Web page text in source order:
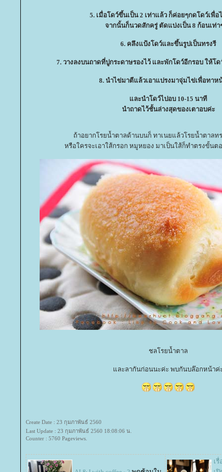
5. เมื่อโดว์ขึ้นเป็น 2 เท่าแล้ว ก็ค่อยๆกดโดว์เพื่อ
จากนั้นก็นวดสักครู่ ตัดแบ่งเป็น 8 ก้อนเท่า
6. คลึงแป้งโดว์และขึ้นรูปเป็นทรงรี
7. วางลงบนถาดที่ปูกระดาษรองไว้ และพักโดว์อีกรอบ ให้โด
8. นำไข่มาตีแล้วเอาแปรงมาจุ่มไข่เพื่อทาห
ละนำโดว์ไปอบ 10-15 นาที
นำถาดไว้ชั้นล่างสุดของเตาอบค่ะ
ถ้าอยากโรยน้ำตาลด้านบนก็ ทาเนยแล้วโรยน้ำตาลท
หรือใครจะเอาใส้กรอก หมูหยอง มาเป็นใส้ก็ทำตรงขั้นต
ชลโรยน้ำตาล
ละลากันก่อนนะค่ะ พบกันบล๊อกหน้าค่
Create Date : 23 กุมภาพันธ์ 2560
Last Update : 23 กุมภาพันธ์ 2560 18:08:06 น.
Counter : 5760 Pageviews.
เ